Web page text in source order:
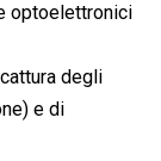
optoelettronici
degli
e di